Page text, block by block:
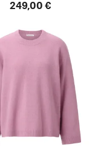
249,00 €